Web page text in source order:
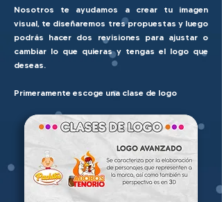
Nosotros te ayudamos a crear tu imagen
visual, te diseñaremos tres propuestas y luego
podrás hacer dos revisiones para ajustar o
cambiar lo que quieras y tengas el logo que
deseas.
Primeramente escoge una clase de logo